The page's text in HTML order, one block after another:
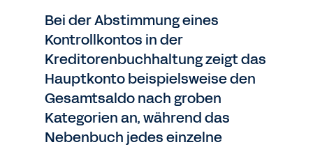
Bei der Abstimmung eines
Kontrollkontos in der
Kreditorenbuchhaltung zeigt das
Hauptkonto beispielsweise den
Gesamtsaldo nach groben
Kategorien an, während das
Nebenbuch jedes einzelne